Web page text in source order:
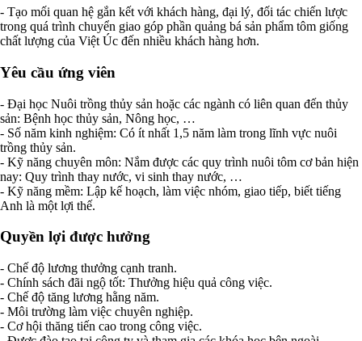
- Tạo mối quan hệ gắn kết với khách hàng, đại lý, đối tác chiến lược
trong quá trình chuyển giao góp phần quảng bá sản phẩm tôm giống
chất lượng của Việt Úc đến nhiều khách hàng hơn.
Yêu cầu ứng viên
- Đại học Nuôi trồng thủy sản hoặc các ngành có liên quan đến thủy
sản: Bệnh học thủy sản, Nông học, …
- Số năm kinh nghiệm: Có ít nhất 1,5 năm làm trong lĩnh vực nuôi
trồng thủy sản.
- Kỹ năng chuyên môn: Nắm được các quy trình nuôi tôm cơ bản hiện
nay: Quy trình thay nước, vi sinh thay nước, …
- Kỹ năng mềm: Lập kế hoạch, làm việc nhóm, giao tiếp, biết tiếng
Anh là một lợi thế.
Quyền lợi được hưởng
- Chế độ lương thưởng cạnh tranh.
- Chính sách đãi ngộ tốt: Thưởng hiệu quả công việc.
- Chế độ tăng lương hằng năm.
- Môi trường làm việc chuyên nghiệp.
- Cơ hội thăng tiến cao trong công việc.